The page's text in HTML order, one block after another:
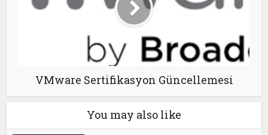
VMware Sertifikasyon Güncellemesi
You may also like